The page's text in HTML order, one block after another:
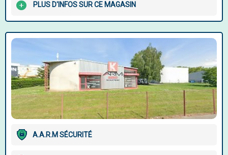
PLUS D'INFOS SUR CE MAGASIN
A.A.R.M SÉCURITÉ